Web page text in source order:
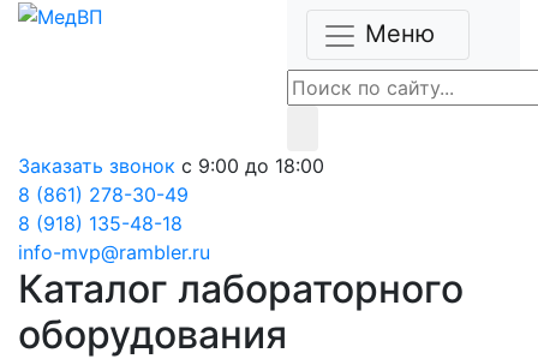
Меню
Заказать звонок с 9:00 до 18:00
8 (861) 278-30-49
8 (918) 135-48-18
info-mvp@rambler.ru
Каталог лабораторного
оборудования